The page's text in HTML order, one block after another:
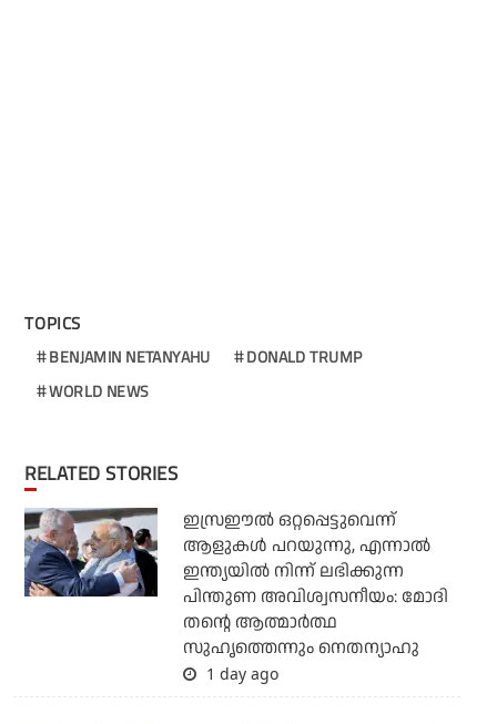
TOPICS
BENJAMIN NETANYAHU
DONALD TRUMP
WORLD NEWS
RELATED STORIES
ഇസ്രഈല്‍ ഒറ്റപ്പെട്ടുവെന്ന്
ആളുകള്‍ പറയുന്നു, എന്നാല്‍
ഇന്ത്യയില്‍ നിന്ന് ലഭിക്കുന്ന
പിന്തുണ അവിശ്വസനീയം: മോദി
തന്റെ ആത്മാര്‍ത്ഥ
സുഹൃത്തെന്നും നെതന്യാഹു
1 day ago